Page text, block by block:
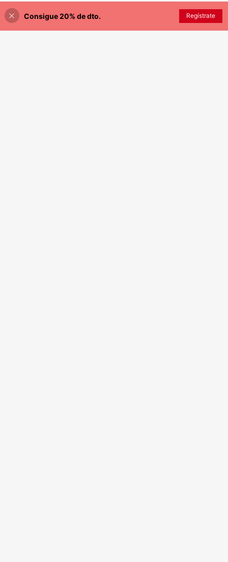
¡53% DE DESCUENTO! AÑADIR A LA BOLSA
Consigue 20% de dto. Regístrate